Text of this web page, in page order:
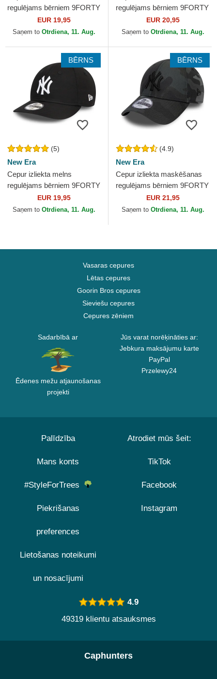
regulējams bērniem 9FORTY
League Essential no New
York Yankees MLB no New
EUR 19,95
Saņem to Otrdiena, 11. Aug.
regulējams bērniem 9FORTY
League Essential no New
York Yankees MLB no New
EUR 20,95
Saņem to Otrdiena, 11. Aug.
BĒRNS
(5)
New Era
Cepur izliekta melns
regulējams bērniem 9FORTY
League Essential no New
York Yankees MLB no New
EUR 19,95
Saņem to Otrdiena, 11. Aug.
BĒRNS
(4.9)
New Era
Cepur izliekta maskēšanas
regulējams bērniem 9FORTY
League Essential no New
York Yankees MLB no...
EUR 21,95
Saņem to Otrdiena, 11. Aug.
Vasaras cepures
Lētas cepures
Goorin Bros cepures
Sieviešu cepures
Cepures zēniem
Sadarbībā ar
Ēdenes mežu atjaunošanas
projekti
Jūs varat norēķināties ar:
Jebkura maksājumu karte
PayPal
Przelewy24
Palīdzība
Mans konts
#StyleForTrees
Piekrišanas
preferences
Lietošanas noteikumi
un nosacījumi
Atrodiet mūs šeit:
TikTok
Facebook
Instagram
4.9
49319 klientu atsauksmes
Caphunters